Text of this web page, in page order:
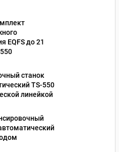
EQFS до 21
станок
TS-550
линейкой